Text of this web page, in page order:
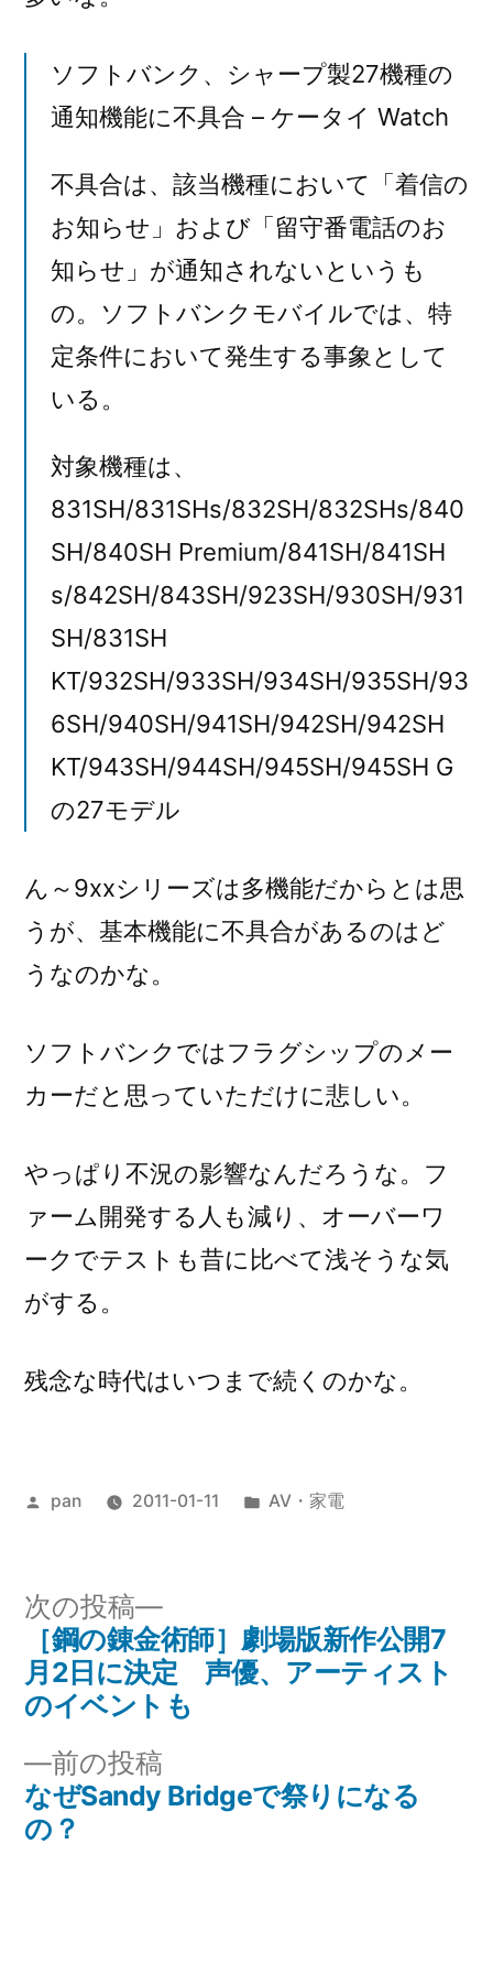
ソフトバンク、シャープ製27機種の
通知機能に不具合 – ケータイ Watch
不具合は、該当機種において「着信の
お知らせ」および「留守番電話のお
知らせ」が通知されないというも
の。ソフトバンクモバイルでは、特
定条件において発生する事象として
いる。
対象機種は、
831SH/831SHs/832SH/832SHs/840
SH/840SH Premium/841SH/841SH
s/842SH/843SH/923SH/930SH/931
SH/831SH
KT/932SH/933SH/934SH/935SH/93
6SH/940SH/941SH/942SH/942SH
KT/943SH/944SH/945SH/945SH G
の27モデル
ん～9xxシリーズは多機能だからとは思
うが、基本機能に不具合があるのはど
うなのかな。
ソフトバンクではフラグシップのメー
カーだと思っていただけに悲しい。
やっぱり不況の影響なんだろうな。フ
ァーム開発する人も減り、オーバーワ
ークでテストも昔に比べて浅そうな気
がする。
残念な時代はいつまで続くのかな。
投
pan 2011-01-11
カ
ー:
AV・家電
投
稿
ナ
ビ
ゲ
前の投稿
の
なぜSandy Bridgeで祭りになる
の？
次の投稿
次
の
投
稿:
［鋼の錬金術師］劇場版新作公開7
月2日に決定 声優、アーティスト
のイベントも